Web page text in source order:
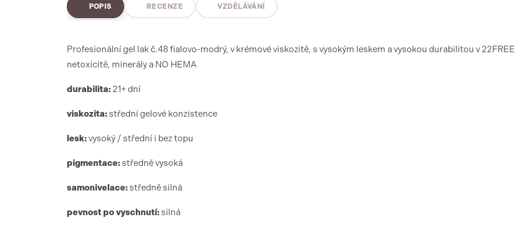
POPIS RECENZE VZDĚLÁVÁNÍ
Profesionální gel lak č.48 fialovo-modrý, v krémové viskozitě, s vysokým leskem a vysokou durabilitou v 22FREE
netoxicitě, minerály a NO HEMA
durabilita: 21+ dní
viskozita:střední gelové konzistence
lesk:vysoký / střední i bez topu
pigmentace:středně vysoká
samonivelace:středně silná
pevnost po vyschnutí:silná